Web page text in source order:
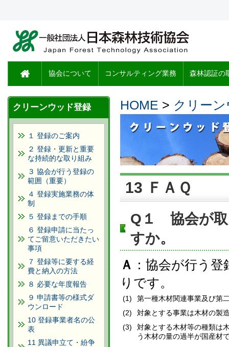
協会について コンサルティング業務 森林認証の
HOME > クリー
13 ＦＡＱ
Q１ 協会が取
すか。
Ａ ：協会が行う
りです。
(1)
第一種木材関連事業及び第
(2)
対象とする事業は木材の製
(3)
対象とする木材等の種類は
う木材の量の過半が国産材
クリーンウッド登録
１ 登録のご案内
２ 登録・更新と重要
な持続的な取り組み
３ 協会が行う登録の
範囲（重要）
４ 登録実施業務の体
制
５ 登録までの手順
６ 登録申請に当たっ
てご留意いただきたい
事項
７ 登録等に要する経
費と納入の方法
８ 必要な年度報告
９ 申請書等の様式ダ
ウンロード
10 登録事業者名の公
表
11 異議申立て・紛争